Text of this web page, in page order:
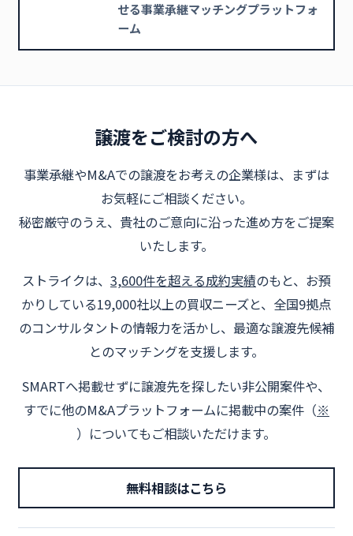
せる事業承継マッチングプラットフォ
ーム
譲渡をご検討の方へ
事業承継やM&Aでの譲渡をお考えの企業様は、まずは
お気軽にご相談ください。
秘密厳守のうえ、貴社のご意向に沿った進め方をご提案
いたします。
ストライクは、 3,600件を超える成約実績のもと、お預
かりしている19,000社以上の買収ニーズと、全国9拠点
のコンサルタントの情報力を活かし、最適な譲渡先候補
とのマッチングを支援します。
SMARTへ掲載せずに譲渡先を探したい非公開案件や、
すでに他のM&Aプラットフォームに掲載中の案件（※
）についてもご相談いただけます。
無料相談はこちら